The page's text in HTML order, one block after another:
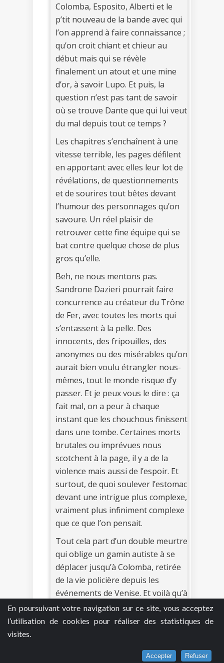
En poursuivant votre navigation sur ce site, vous acceptez
l’utilisation de cookies pour réaliser des statistiques de
visites.
Accepter Refuser
Colomba, Esposito, Alberti et le
p’tit nouveau de la bande avec qui
l’on apprend à faire connaissance ;
qu’on croit chiant et chieur au
début mais qui se révèle
finalement un atout et une mine
d’or, à savoir Lupo. Et puis, la
question n’est pas tant de savoir
où se trouve Dante que qui lui veut
du mal depuis tout ce temps ?
Les chapitres s’enchaînent à une
vitesse terrible, les pages défilent
en apportant avec elles leur lot de
révélations, de questionnements
et de sourires tout bêtes devant
l’humour des personnages qu’on
savoure. Un réel plaisir de
retrouver cette fine équipe qui se
bat contre quelque chose de plus
gros qu’elle.
Beh, ne nous mentons pas.
Sandrone Dazieri pourrait faire
concurrence au créateur du Trône
de Fer, avec toutes les morts qui
s’entassent à la pelle. Des
innocents, des fripouilles, des
anonymes ou des misérables qu’on
aurait bien voulu étrangler nous-
mêmes, tout le monde risque d’y
passer. Et je peux vous le dire : ça
fait mal, on a peur à chaque
instant que les chouchous finissent
dans une tombe. Certaines morts
brutales ou imprévues nous
scotchent à la page, il y a de la
violence mais aussi de l’espoir. Et
surtout, de quoi soulever l’estomac
devant une intrigue plus complexe,
vraiment plus infiniment complexe
que ce que l’on pensait.
Tout cela part d’un double meurtre
qui oblige un gamin autiste à se
déplacer jusqu’à Colomba, retirée
de la vie policière depuis les
événements de Venise. Et voilà qu’à
partir de ces deux meurtres, elle
est impliquée dans une bataille qui
ennemi, désormais. Conclusion